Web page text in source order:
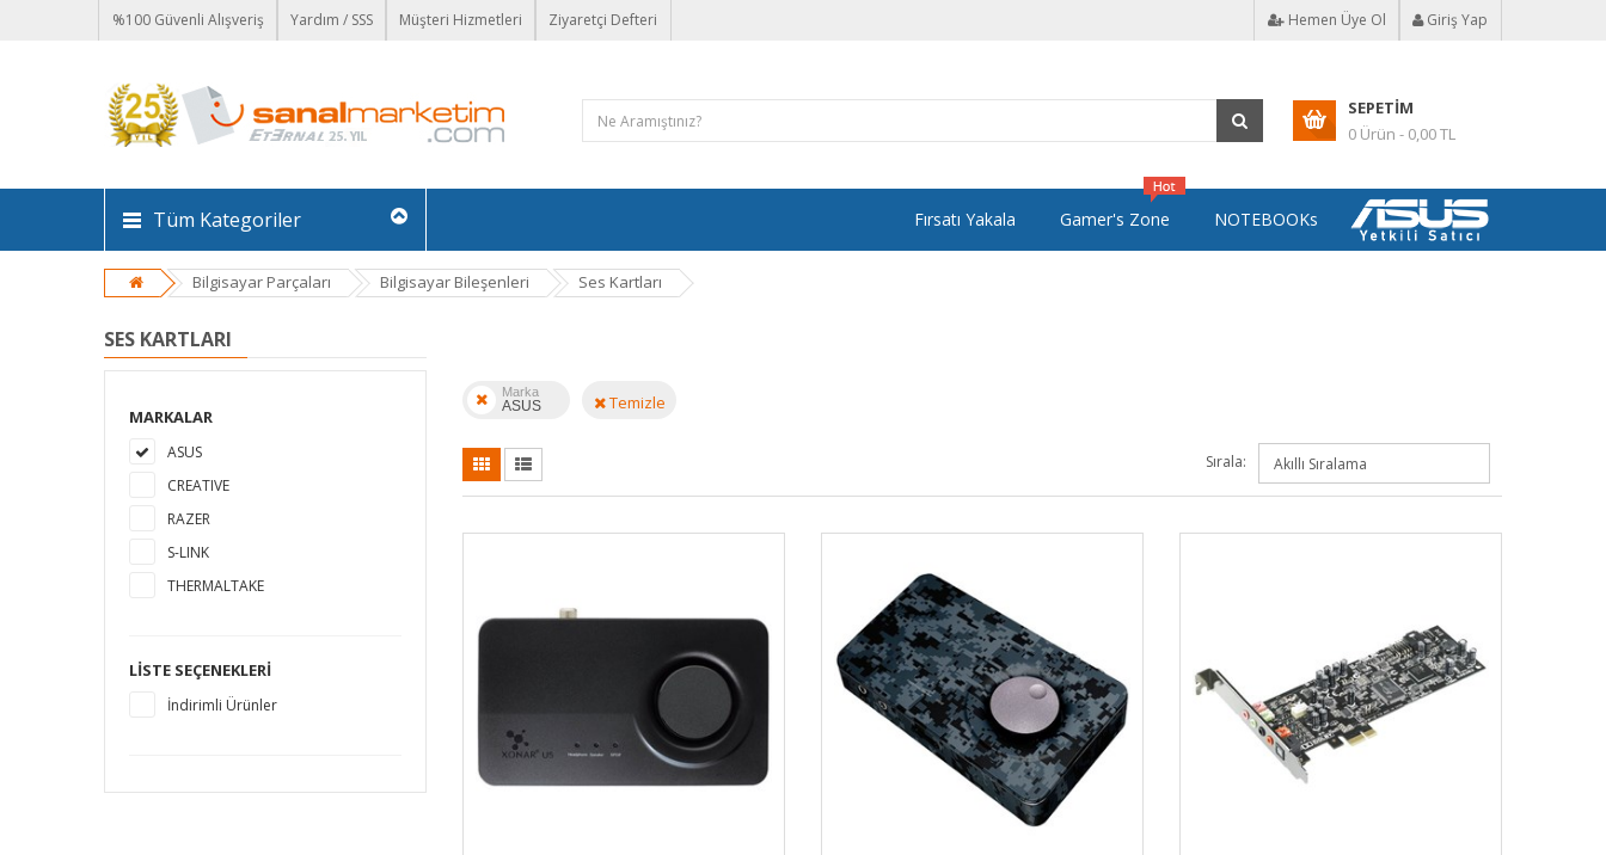
%100 Güvenli Alışveriş Yardım / SSS Müşteri Hizmetleri Ziyaretçi Defteri Hemen Üye Ol Giriş Yap
SEPETIM
0 Ürün - 0,00 TL
Tüm Kategoriler Fırsatı Yakala Gamer's Zone NOTEBOOKs
Bilgisayar Parçaları Bilgisayar Bileşenleri Ses Kartları
SES KARTLARI
MARKALAR
ASUS
CREATIVE
RAZER
S-LINK
THERMALTAKE
LISTE SEÇENEKLERI
İndirimli Ürünler
Marka
ASUS Temizle
Sırala: